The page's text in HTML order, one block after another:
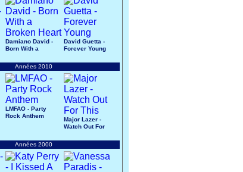
Damiano David -
Born With a
David Guetta -
Forever Young
Années 2010
LMFAO - Party
Rock Anthem
Major Lazer -
Watch Out For
Années 2000